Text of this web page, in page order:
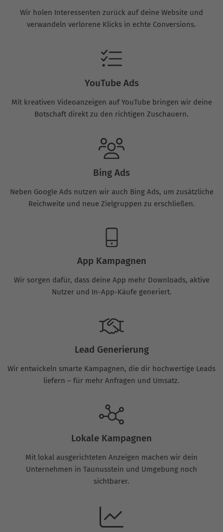
Wir holen Interessenten zurück auf deine Website und
verwandeln verlorene Klicks in echte Conversions.
YouTube Ads
Mit kreativen Videoanzeigen auf YouTube bringen wir deine
Botschaft direkt zu den richtigen Zuschauern.
Bing Ads
Neben Google Ads nutzen wir auch Bing Ads, um zusätzliche
Reichweite und neue Zielgruppen zu erschließen.
App Kampagnen
Wir sorgen dafür, dass deine App mehr Downloads, aktive
Nutzer und In-App-Käufe generiert.
Lead Generierung
Wir entwickeln smarte Kampagnen, die dir hochwertige Leads
liefern – für mehr Anfragen und Umsatz.
Lokale Kampagnen
Mit lokal ausgerichteten Anzeigen machen wir dein
Unternehmen in Taunusstein und Umgebung noch
sichtbarer.